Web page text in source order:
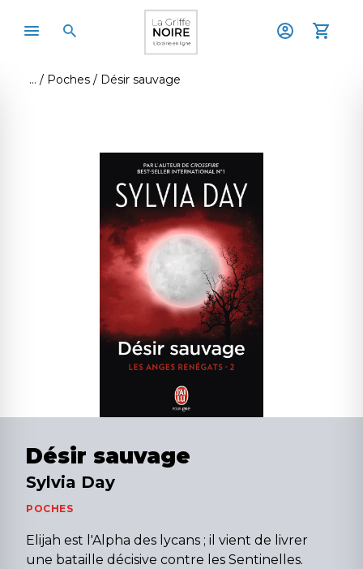
Poches Désir sauvage
Désir sauvage
Sylvia Day
POCHES
Elijah est l'Alpha des lycans ; il vient de livrer
une bataille décisive contre les Sentinelles.